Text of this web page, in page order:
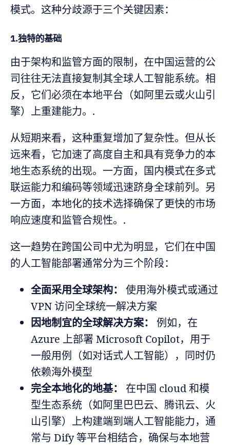
模式。这种分歧源于三个关键因素：
1.独特的基础
由于架构和监管方面的限制，在中国运营的公
司往往无法直接复制其全球人工智能系统。相
反，它们必须在本地平台（如阿里云或火山引
擎）上重建能力。.
从短期来看，这种重复增加了复杂性。但从长
远来看，它加速了高度自主和具有竞争力的本
地生态系统的出现。一方面，国内模式在多式
联运能力和编码等领域迅速跻身全球前列。另
一方面，本地化的技术选择确保了更快的市场
响应速度和监管合规性。.
这一趋势在跨国公司中尤为明显，它们在中国
的人工智能部署通常分为三个阶段：
全面采用全球架构：
使用海外模式或通过
VPN 访问全球统一解决方案
因地制宜的全球解决方案：
例如，在
Azure 上部署 Microsoft Copilot，用于
一般用例（如对话式人工智能），同时仍
依赖海外模型
完全本地化的地基：
在中国 cloud 和模
型生态系统（如阿里巴巴云、腾讯云、火
山引擎）上构建端到端人工智能能力，通
常与 Dify 等平台相结合，确保与本地营